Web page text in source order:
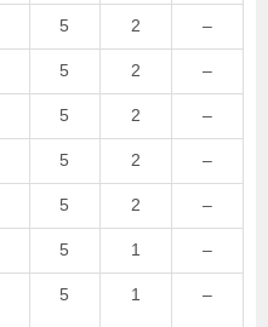
5 2 –
5 2 –
5 2 –
5 2 –
5 2 –
5 1 –
5 1 –